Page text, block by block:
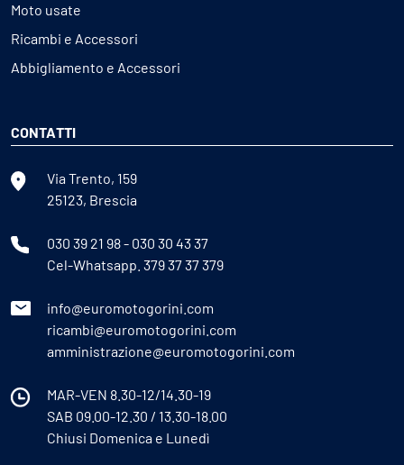
Moto usate
Ricambi e Accessori
Abbigliamento e Accessori
CONTATTI
Via Trento, 159
25123, Brescia
030 39 21 98- 030 30 43 37
Cel-Whatsapp. 379 37 37 379
info@euromotogorini.com
ricambi@euromotogorini.com
amministrazione@euromotogorini.com
MAR-VEN 8.30-12/14.30-19
SAB 09.00-12.30 / 13.30-18.00
Chiusi Domenica e Lunedì